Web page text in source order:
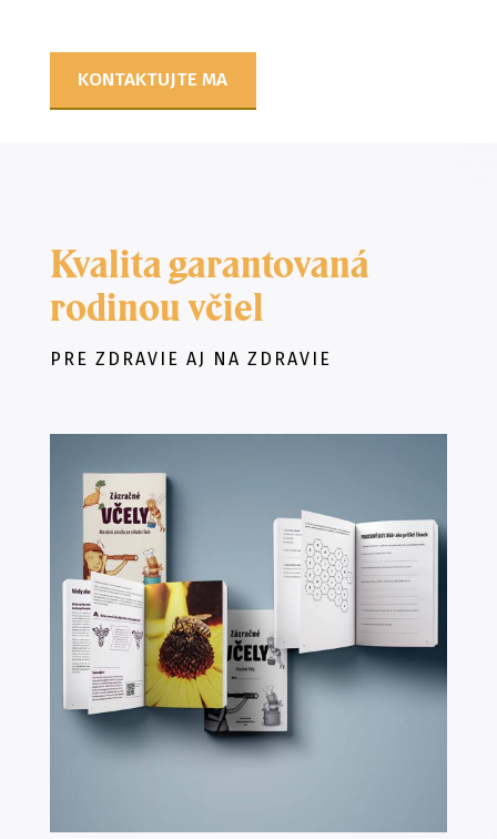
KONTAKTUJTE MA
Kvalita garantovaná
rodinou včiel
PRE ZDRAVIE AJ NA ZDRAVIE